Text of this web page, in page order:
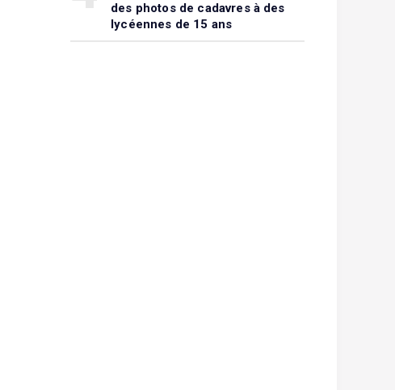
des photos de cadavres à des
lycéennes de 15 ans